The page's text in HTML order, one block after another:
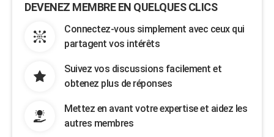
DEVENEZ MEMBRE EN QUELQUES CLICS
Connectez-vous simplement avec ceux qui
partagent vos intérêts
Suivez vos discussions facilement et
obtenez plus de réponses
Mettez en avant votre expertise et aidez les
autres membres